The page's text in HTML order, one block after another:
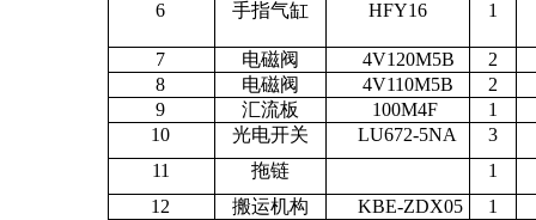
6 手指气缸 HFY16 1
7 电磁阀 4V120M5B
2
8
电磁阀 4V110M5B
2
9
汇流板 100M4F
1
10
光电开关 LU672-5NA
3
11
拖链
1
12
搬运机构 KBE-ZDX05
1